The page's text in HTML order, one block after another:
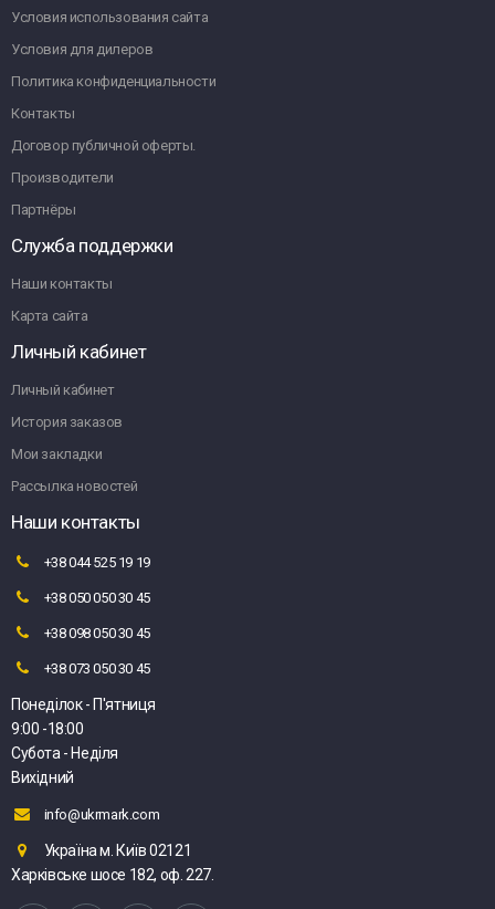
Условия использования сайта
Условия для дилеров
Политика конфиденциальности
Контакты
Договор публичной оферты.
Производители
Партнёры
Служба поддержки
Наши контакты
Карта сайта
Личный кабинет
Личный кабинет
История заказов
Мои закладки
Рассылка новостей
Наши контакты
+38 044 525 19 19
+38 050 050 30 45
+38 098 050 30 45
+38 073 050 30 45
Понеділок - П'ятниця
9:00 -18:00
Субота - Неділя
Вихідний
info@ukrmark.com
Україна м. Київ 02121
Харківське шосе 182, оф. 227.